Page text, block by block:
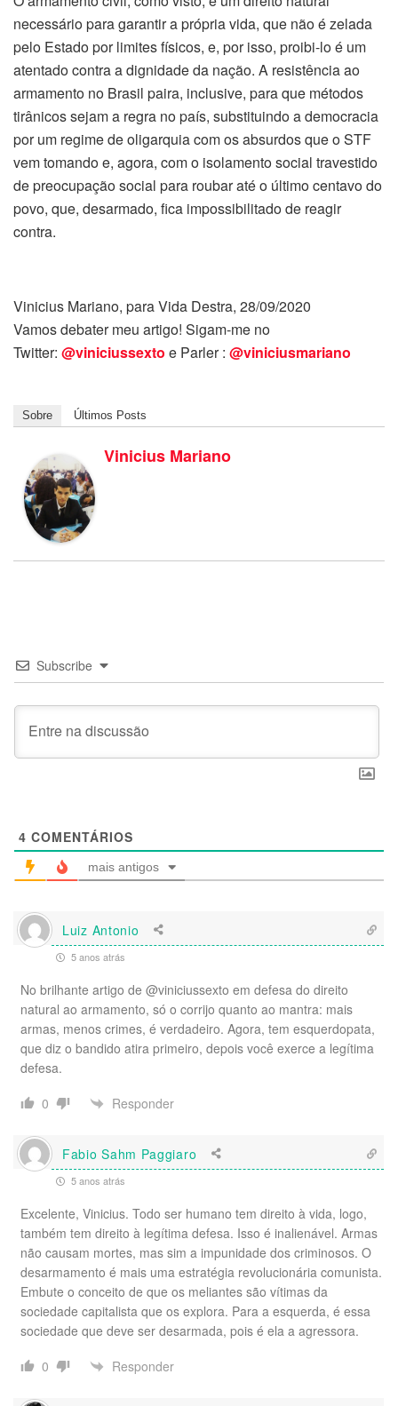
necessário para garantir a própria vida, que não é zelada
pelo Estado por limites físicos, e, por isso, proibi-lo é um
atentado contra a dignidade da nação. A resistência ao
armamento no Brasil paira, inclusive, para que métodos
tirânicos sejam a regra no país, substituindo a democracia
por um regime de oligarquia com os absurdos que o STF
vem tomando e, agora, com o isolamento social travestido
de preocupação social para roubar até o último centavo do
povo, que, desarmado, fica impossibilitado de reagir
contra.
Vinicius Mariano, para Vida Destra, 28/09/2020
Vamos debater meu artigo! Sigam-me no
Twitter: @viniciussexto e Parler : @viniciusmariano
Sobre Últimos Posts
Vinicius Mariano
Subscribe
4 COMENTÁRIOS
mais antigos
Luiz Antonio
5 anos atrás
No brilhante artigo de @viniciussexto em defesa do direito
natural ao armamento, só o corrijo quanto ao mantra: mais
armas, menos crimes, é verdadeiro. Agora, tem esquerdopata,
que diz o bandido atira primeiro, depois você exerce a legítima
defesa.
0
Responder
Fabio Sahm Paggiaro
5 anos atrás
Excelente, Vinicius. Todo ser humano tem direito à vida, logo,
também tem direito à legítima defesa. Isso é inalienável. Armas
não causam mortes, mas sim a impunidade dos criminosos. O
desarmamento é mais uma estratégia revolucionária comunista.
Embute o conceito de que os meliantes são vítimas da
sociedade capitalista que os explora. Para a esquerda, é essa
sociedade que deve ser desarmada, pois é ela a agressora.
0
Responder